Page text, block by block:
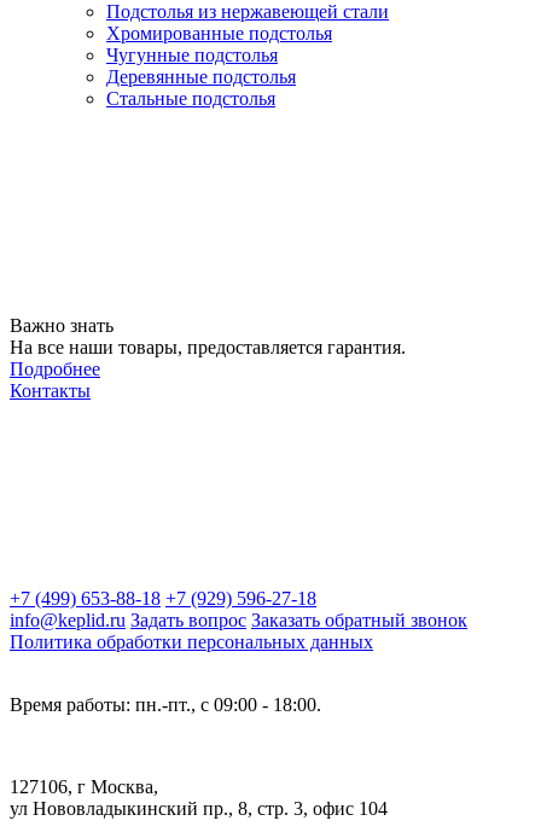
Подстолья из нержавеющей стали
Хромированные подстолья
Чугунные подстолья
Деревянные подстолья
Стальные подстолья
Важно знать
На все наши товары, предоставляется гарантия.
Подробнее
Контакты
+7 (499) 653-88-18 +7 (929) 596-27-18
info@keplid.ru Задать вопрос Заказать обратный звонок
Политика обработки персональных данных
Время работы: пн.-пт., с 09:00 - 18:00.
127106, г Москва,
ул Нововладыкинский пр., 8, стр. 3, офис 104